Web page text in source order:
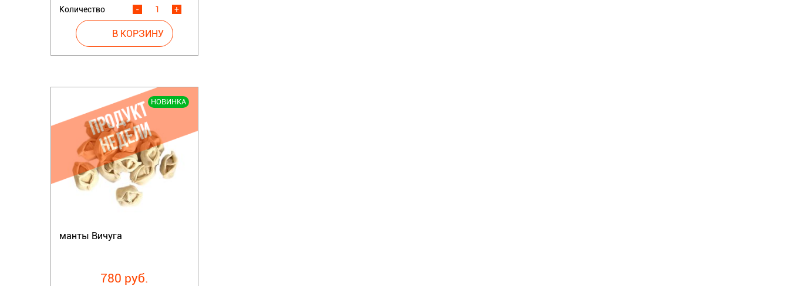
Количество +
-
НОВИНКА
манты Вичуга
780 руб.